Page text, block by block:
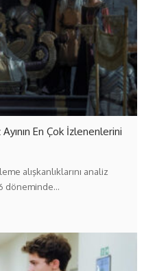
En Çok İzlenenlerini
alışkanlıklarını analiz
döneminde…